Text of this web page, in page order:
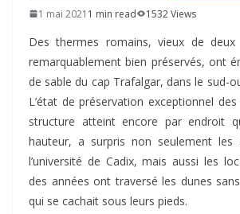
1 mai 2021 1 min read 1532 Views
Des thermes romains, vieux de deux
remarquablement bien préservés, ont
de sable du cap Trafalgar, dans le sud-
L’état de préservation exceptionnel
structure atteint encore par endroit
hauteur, a surpris non seulement les
l’université de Cadix, mais aussi les
des années ont traversé les dunes
qui se cachait sous leurs pieds.